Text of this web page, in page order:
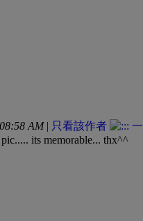
AM| 只看該作者
its memorable... thx^^